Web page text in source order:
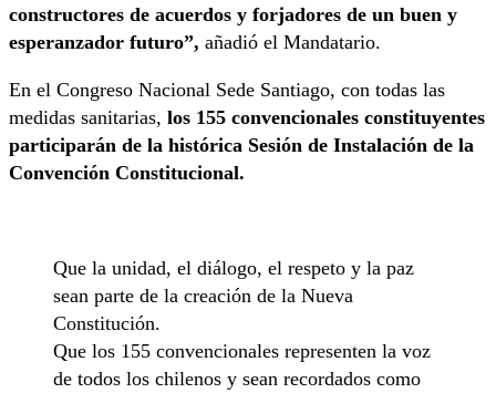
constructores de acuerdos y forjadores de un buen y
esperanzador futuro”, añadió el Mandatario.
En el Congreso Nacional Sede Santiago, con todas las
medidas sanitarias, los 155 convencionales constituyentes
participarán de la histórica Sesión de Instalación de la
Convención Constitucional.
Que la unidad, el diálogo, el respeto y la paz
sean parte de la creación de la Nueva
Constitución.
Que los 155 convencionales representen la voz
de todos los chilenos y sean recordados como